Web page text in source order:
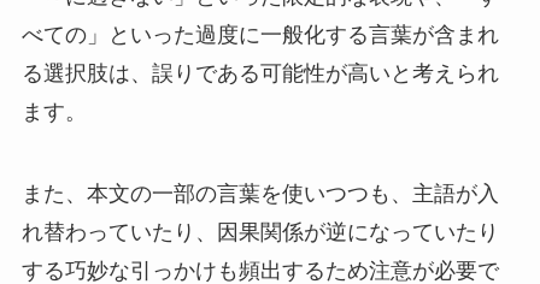
べての」といった過度に一般化する言葉が含まれ
る選択肢は、誤りである可能性が高いと考えられ
ます。
また、本文の一部の言葉を使いつつも、主語が入
れ替わっていたり、因果関係が逆になっていたり
する巧妙な引っかけも頻出するため注意が必要で